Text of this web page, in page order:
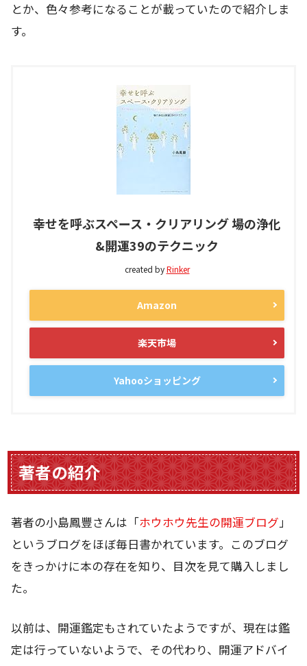
とか、色々参考になることが載っていたので紹介しま
す。
幸せを呼ぶスペース・クリアリング 場の浄化
&開運39のテクニック
created byRinker
Amazon
楽天市場
Yahooショッピング
著者の紹介
著者の小島鳳豐さんは「ホウホウ先生の開運ブログ」
というブログをほぼ毎日書かれています。このブログ
をきっかけに本の存在を知り、目次を見て購入しまし
た。
以前は、開運鑑定もされていたようですが、現在は鑑
定は行っていないようで、その代わり、開運アドバイ